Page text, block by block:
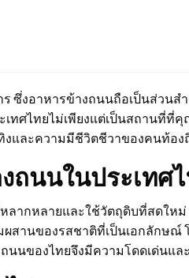
ร ซึ่งอาหารข้างถนนถือเป็นส่วน
ทศไทยไม่เพียงแต่เป็นสถานที่ที่
และความมีชีวิตชีวาของคนท้อง
ถนนในประเทศ
ลากหลายและใช้วัตถุดิบที่สดให
านของรสชาติที่เป็นเอกลักษณ์ โ
นนของไทยจึงมีความโดดเด่นแ